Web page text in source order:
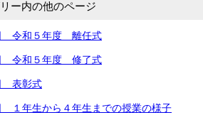
ー内の他のページ
令和５年度 離任式
令和５年度 修了式
表彰式
１年生から４年生までの授業の様子